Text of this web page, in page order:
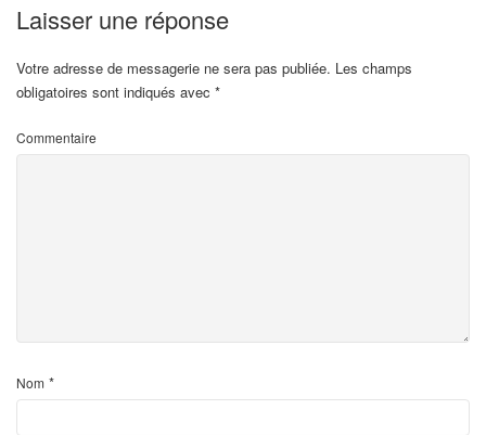
Laisser une réponse
Votre adresse de messagerie ne sera pas publiée. Les champs
obligatoires sont indiqués avec *
Commentaire
Nom *